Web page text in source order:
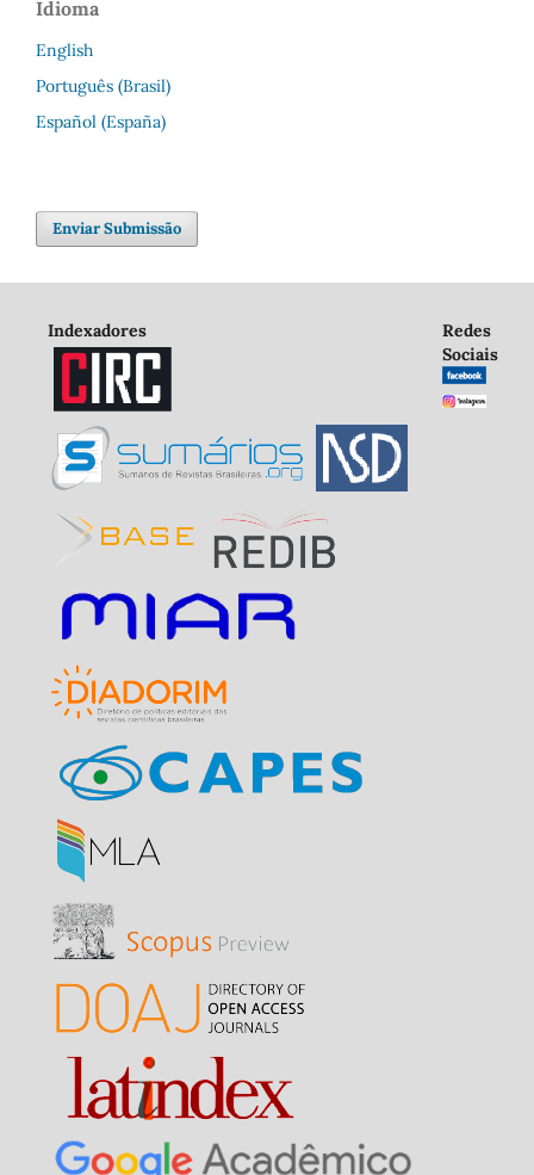
Idioma
English
Português (Brasil)
Español (España)
Enviar Submissão
Indexadores
Redes
Sociais